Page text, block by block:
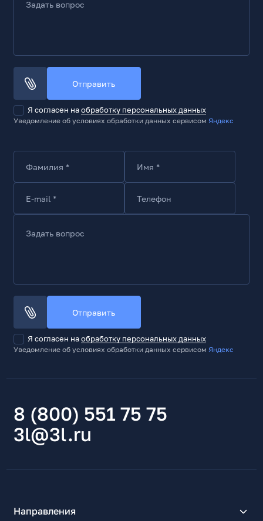
Задать вопрос
Отправить
Я согласен наобработку персональных данных
Уведомление об условиях обработки данных сервисомЯндекс
Фамилия * Имя *
E-mail * Телефон
Задать вопрос
Отправить
Я согласен наобработку персональных данных
Уведомление об условиях обработки данных сервисомЯндекс
8 (800) 551 75 75
3l@3l.ru
Направления